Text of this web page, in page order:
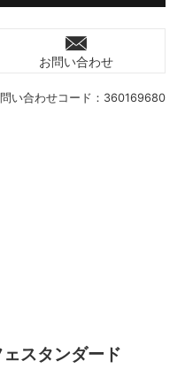
い合わせコード： 360169680
お問い合わせ
スタンダード